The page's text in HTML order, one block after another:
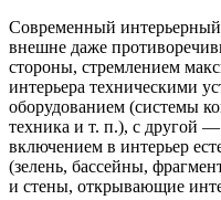
Современный
внешне даже
стороны, стремлением
интерьера техническими
оборудованием (системы
техника и т. п.), с другой
включением в интерьер
(зелень, бассейны,
и стены, открывающие